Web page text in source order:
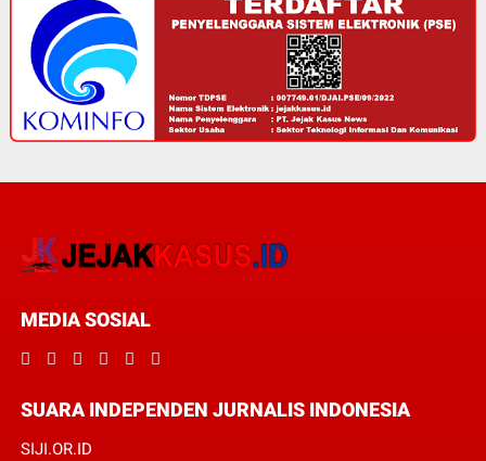
MEDIA SOSIAL
SUARA INDEPENDEN JURNALIS INDONESIA
SIJI.OR.ID